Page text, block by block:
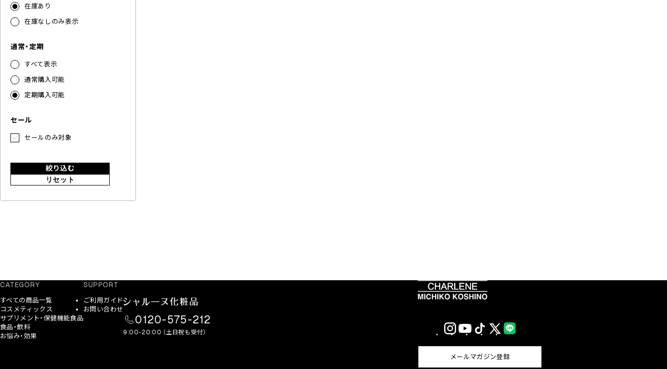
在庫あり
在庫なしのみ表示
通常・定期
すべて表示
通常購入可能
定期購入可能
セール
セールのみ対象
絞り込む
リセット
CATEGORY
すべての商品一覧
コスメティックス
サプリメント・保健機能食品
食品・飲料
お悩み・効果
SUPPORT
ご利用ガイド
お問い合わせ
0120-575-212
9:00-20:00 （土日祝も受付）
InstagramYouTubeTikTok X
(Twitter)
メールマガジン登録